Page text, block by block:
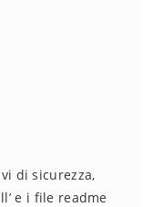
di sicurezza,
e i file readme